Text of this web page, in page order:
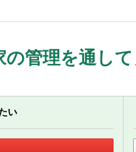
の管理を通して
い